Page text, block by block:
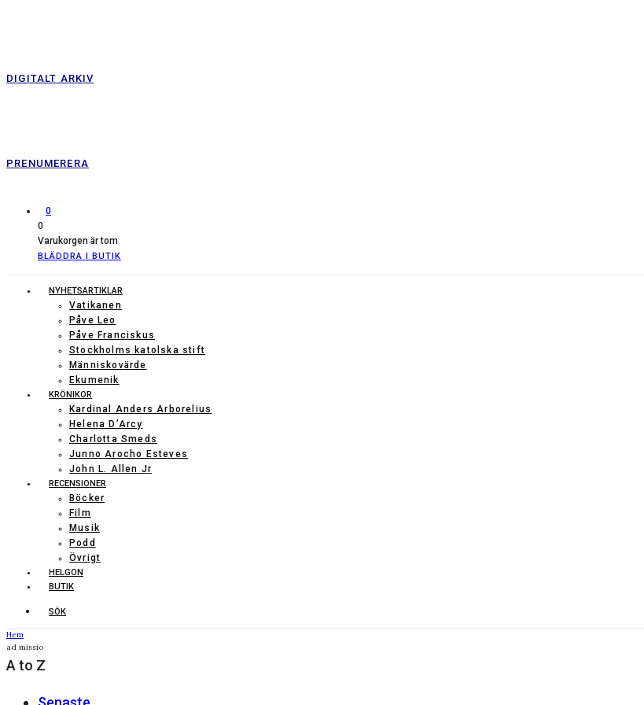
DIGITALT ARKIV
PRENUMERERA
0
0
Varukorgen är tom
BLÄDDRA I BUTIK
NYHETSARTIKLAR
Vatikanen
Påve Leo
Påve Franciskus
Stockholms katolska stift
Människovärde
Ekumenik
KRÖNIKOR
Kardinal Anders Arborelius
Helena D’Arcy
Charlotta Smeds
Junno Arocho Esteves
John L. Allen Jr
RECENSIONER
Böcker
Film
Musik
Podd
Övrigt
HELGON
BUTIK
SÖK
Hem
ad missio
A to Z